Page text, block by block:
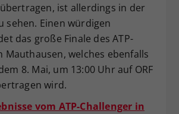
ist allerdings in der
sehen. Einen würdigen
das große Finale des ATP-
Mauthausen, welches ebenfalls
8. Mai, um 13:00 Uhr auf ORF
wird.
vom ATP-Challenger in